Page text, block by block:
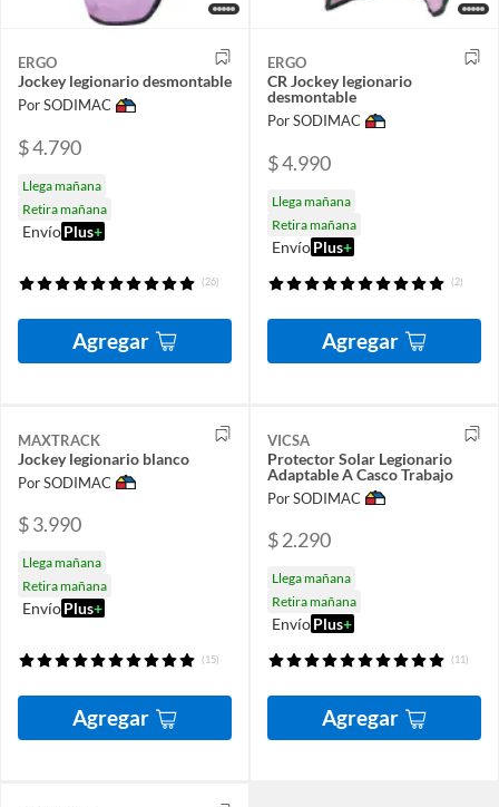
ERGO
Jockey legionario desmontable
Por SODIMAC
$ 4.790
Llega mañana
Retira mañana
EnvíoPlus+
(26)
Agregar
ERGO
CR Jockey legionario
desmontable
Por SODIMAC
$ 4.990
Llega mañana
Retira mañana
EnvíoPlus+
(2)
Agregar
MAXTRACK
Jockey legionario blanco
Por SODIMAC
$ 3.990
Llega mañana
Retira mañana
EnvíoPlus+
(15)
Agregar
VICSA
Protector Solar Legionario
Adaptable A Casco Trabajo
Por SODIMAC
$ 2.290
Llega mañana
Retira mañana
EnvíoPlus+
(11)
Agregar